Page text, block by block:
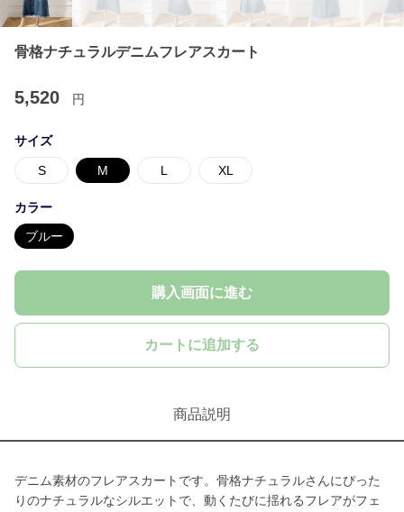
骨格ナチュラルデニムフレアスカート
5,520 円
サイズ
S M L XL
カラー
ブルー
購入画面に進む
カートに追加する
商品説明
デニム素材のフレアスカートです。骨格ナチュラルさんにぴった
りのナチュラルなシルエットで、動くたびに揺れるフレアがフェ